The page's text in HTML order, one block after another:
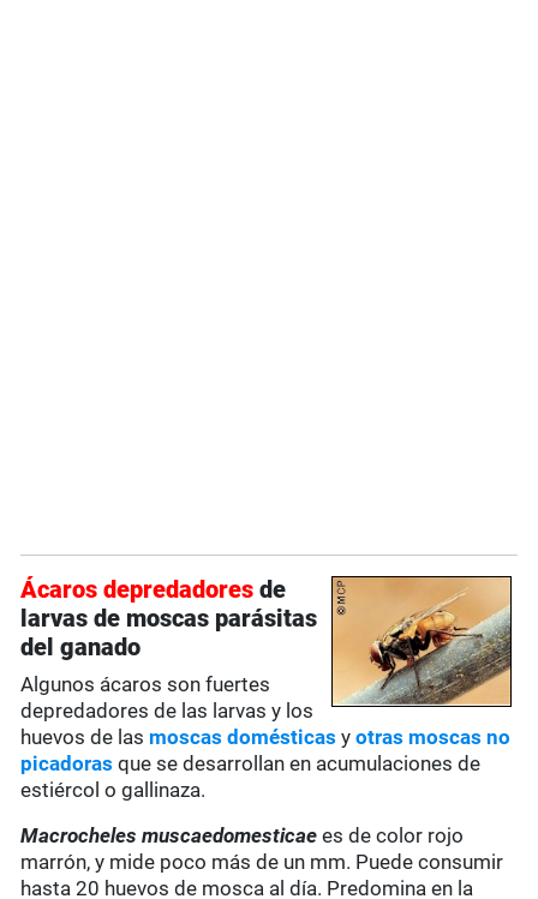
Ácaros depredadores de
larvas de moscas parásitas
del ganado
Algunos ácaros son fuertes
depredadores de las larvas y los
huevos de las moscas domésticas yotras moscas no
picadoras que se desarrollan en acumulaciones de
estiércol o gallinaza.
Macrocheles muscaedomesticae es de color rojo
marrón, y mide poco más de un mm. Puede consumir
hasta 20 huevos de mosca al día. Predomina en la